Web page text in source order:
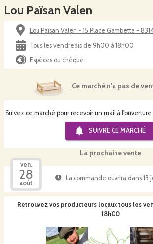
Lou Païsan Valen
Lou Païsan Valen - 15 Place Gambetta -
Tous les vendredis de 9h00 à 18h00
Espèces ou chèque
Suivez ce marché pour recevoir un mail à
SUIVRE CE MARCHÉ
Ce marché n'a pas de
La prochaine vente
ven.
28
août
La commande ouvrira dans 13
Retrouvez vos producteurs locaux tous les
18h00